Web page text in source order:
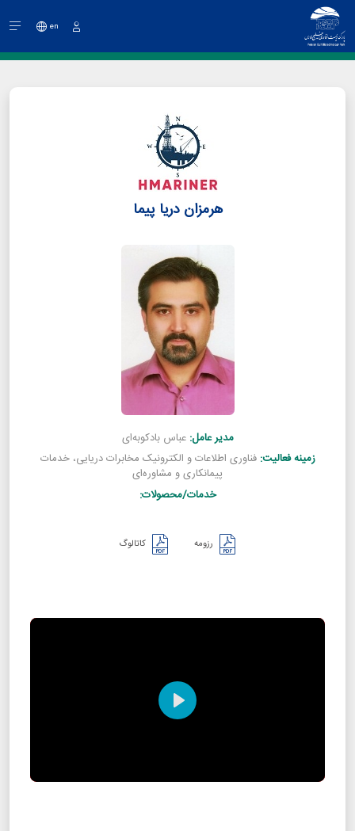
en
هرمزان دریا پیما
مدیر عامل:عباس بادکوبه‌ای
زمینه فعالیت:فناوری اطلاعات و الکترونیک مخابرات دریایی، خدمات
پیمانکاری و مشاوره‌ای
خدمات/محصولات:
رزومه کاتالوگ
Play